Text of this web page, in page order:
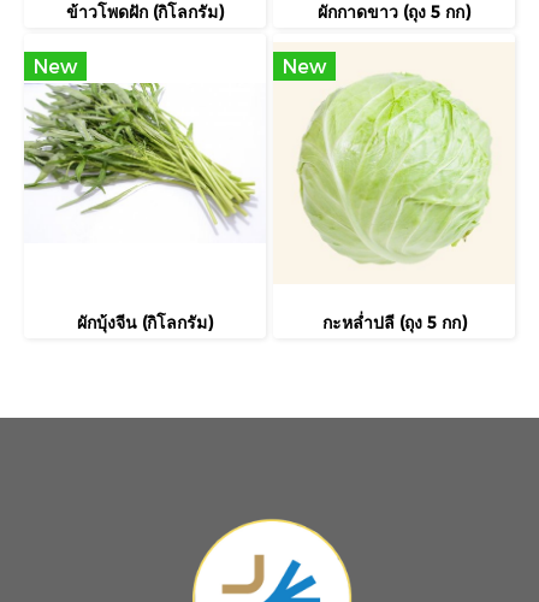
ข้าวโพดฝัก (กิโลกรัม) ผักกาดขาว (ถุง 5 กก)
New
ผักบุ้งจีน (กิโลกรัม)
New
กะหล่ำปลี (ถุง 5 กก)